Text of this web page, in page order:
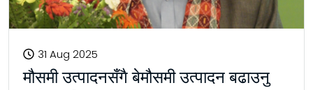
31 Aug 2025
मौसमी उत्पादनसँगै बेमौसमी उत्पादन बढाउनु